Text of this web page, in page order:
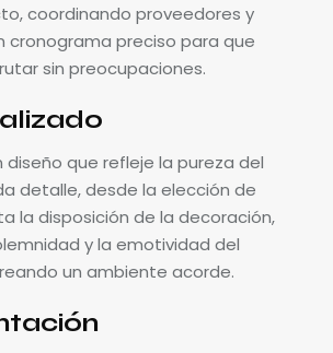
coordinando proveedores y
cronograma preciso para que
sin preocupaciones.
diseño que refleje la pureza del
detalle, desde la elección de
la disposición de la decoración,
y la emotividad del
un ambiente acorde.